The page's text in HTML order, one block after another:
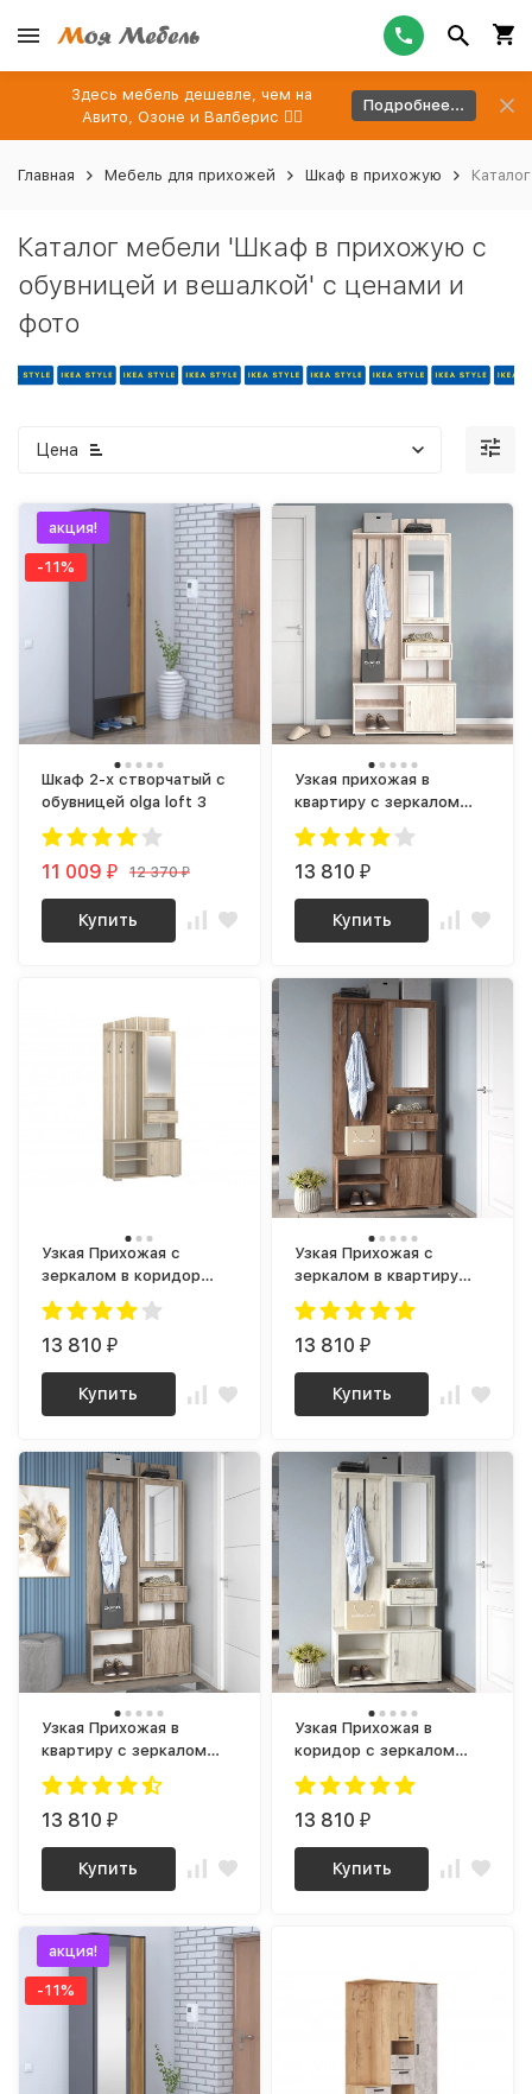
Здесь мебель дешевле, чем на
Авито, Озоне и Валберис 👉🏻
Подробнее...
Главная Мебель для прихожей Шкаф в прихожую
Каталог мебели 'Шкаф в прихожую с
обувницей и вешалкой' с ценами и
фото
Цена
акция!
-11%
Шкаф 2-х створчатый с
обувницей olga loft 3
11 009₽ 12 370₽
Купить
Узкая прихожая в
квартиру с зеркалом
ПР-05 ЛДСП ясень шимо
светлый
13 810₽
Купить
Узкая Прихожая с
зеркалом в коридор
ПР-05 ЛДСП дуб сонома
13 810₽
Купить
Узкая Прихожая с
зеркалом в квартиру
ПР-05 ЛДСП дуб крафт
табачный
13 810₽
Купить
Узкая Прихожая в
квартиру с зеркалом
ПР-05 ЛДСП дуб крафт
серый
13 810₽
Купить
Узкая Прихожая в
коридор с зеркалом
ПР-05 ЛДСП дуб крафт
белый
13 810₽
Купить
акция!
-11%